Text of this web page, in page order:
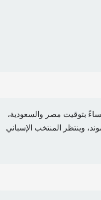
في تمام الساعة العاشرة مساءً بتوقيت مصر والسعودية،
وينتظر المنتخب الإسباني